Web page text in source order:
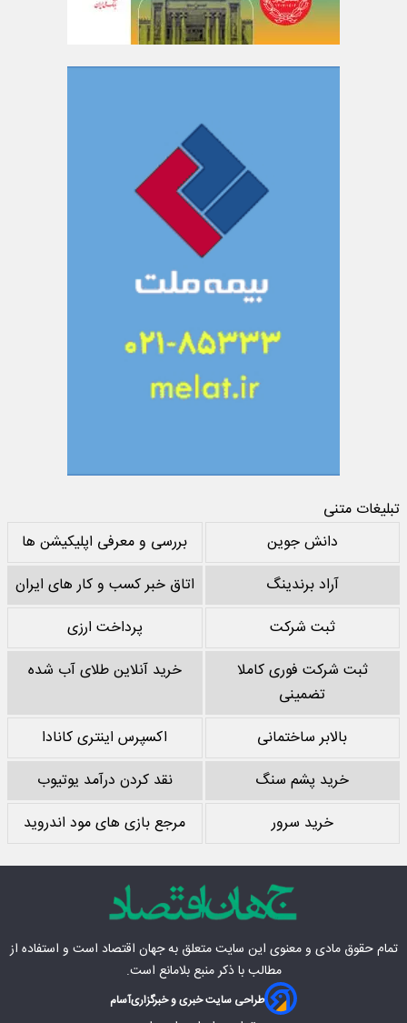
تبلیغات متنی
دانش جوین
بررسی و معرفی اپلیکیشن ها
آراد برندینگ
اتاق خبر کسب و کار های ایران
ثبت شرکت
پرداخت ارزی
ثبت شرکت فوری کاملا
تضمینی
خرید آنلاین طلای آب شده
بالابر ساختمانی
اکسپرس اینتری کانادا
خرید پشم سنگ
نقد کردن درآمد یوتیوب
خرید سرور
مرجع بازی های مود اندروید
تمام حقوق مادی‌ و معنوی این سایت متعلق بهجهان اقتصاد است و استفاده از
مطالب با ذکر منبع بلامانع است.
طراحی سایت خبری و خبرگزاریآسام